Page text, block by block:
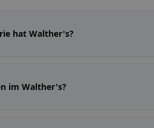
hat Walther's?
im Walther's?